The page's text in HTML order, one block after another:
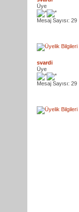
Üye
Mesaj Sayısı: 29
svardi
Üye
Mesaj Sayısı: 29